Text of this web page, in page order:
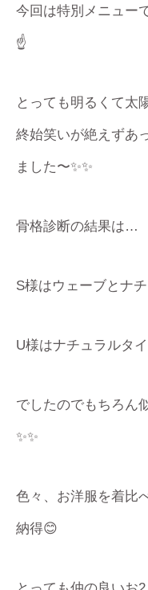
今回は特別メニュー
☝️
とっても明るくて太
終始笑いが絶えずあ
ました〜✨✨
骨格診断の結果は…
S様はウェーブとナ
U様はナチュラルタ
でしたのでもちろん
✨✨
色々、お洋服を着比
納得😊